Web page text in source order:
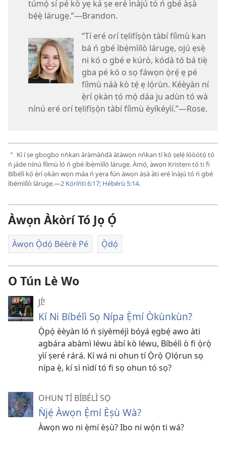
túmọ̀ sí pé kò yẹ ká ṣe eré ìnàjú tó ń gbé àṣà
bẹ́ẹ̀ lárugẹ.”—Brandon.
“Tí eré orí tẹlifíṣọ̀n tàbí fíìmù kan
bá ń gbé ìbẹ́mìílò lárugẹ, ojú ẹsẹ̀
ni kó o gbé e kúrò, kódà tó bá tiẹ̀
gba pé kó o sọ fáwọn ọ̀rẹ́ ẹ pé
fíìmù náà kò tẹ́ ẹ lọ́rùn. Kéèyàn ní
ẹ̀rí ọkàn tó mọ́ dáa ju adùn tó wà
nínú eré orí tẹlifíṣọ̀n tàbí fíìmù èyíkéyìí.”—Rose.
a Kì í ṣe gbogbo nǹkan àràmàǹdà àtàwọn nǹkan tí kò ṣẹlẹ̀ lóòótọ́ tó
ń jáde nínú fíìmù ló ń gbé ìbẹ́mìílò lárugẹ. Àmọ́, àwọn Kristẹni tó ti fi
Bíbélì kọ́ ẹ̀rí ọkàn wọn máa ń yẹra fún àwọn àṣà àti eré ìnàjú tó ń gbé
ìbẹ́mìílò lárugẹ.—2 Kọ́ríńtì 6:17; Hébérù 5:14.
Àwọn Àkòrí Tó Jọ Ọ́
Àwọn Ọ̀dọ́ Béèrè Pé Ọ̀dọ́
O Tún Lè Wo
JÍ!
Kí Ni Bíbélì Sọ Nípa Ẹ̀mí Òkùnkùn?
Ọ̀pọ̀ èèyàn ló ń ṣiyèméjì bóyá ẹgbẹ́ awo àti
agbára abàmì léwu àbí kò léwu, Bíbélì ò fi ọ̀rọ̀
yìí ṣeré rárá. Kí wá ni ohun tí Ọ̀rọ̀ Ọlọ́run sọ
nípa ẹ̀, kí sì nìdí tó fi sọ ohun tó sọ?
OHUN TÍ BÍBÉLÌ SỌ
Ǹjẹ́ Àwọn Ẹ̀mí Èṣù Wà?
Àwọn wo ni ẹ̀mí èṣù? Ibo ni wọ́n ti wá?